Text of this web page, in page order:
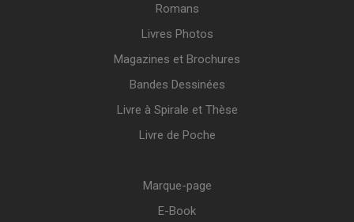
Romans
Livres Photos
Magazines et Brochures
Bandes Dessinées
Livre à Spirale et Thèse
Livre de Poche
Marque-page
E-Book